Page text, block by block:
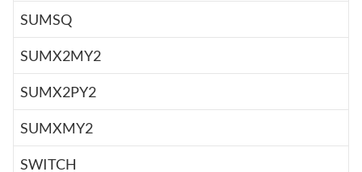
SUMSQ
SUMX2MY2
SUMX2PY2
SUMXMY2
SWITCH